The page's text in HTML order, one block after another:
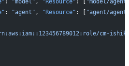
: "agent" , "Resource" : [ "agent/
cm-